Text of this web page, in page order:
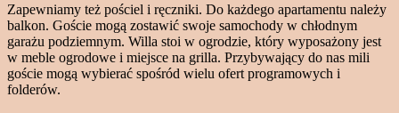
Zapewniamy też pościel i ręczniki. Do każdego apartamentu należy
balkon. Goście mogą zostawić swoje samochody w chłodnym
garażu podziemnym. Willa stoi w ogrodzie, który wyposażony jest
w meble ogrodowe i miejsce na grilla. Przybywający do nas mili
goście mogą wybierać spośród wielu ofert programowych i
folderów.